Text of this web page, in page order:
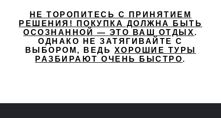
НЕ ТОРОПИТЕСЬ С ПРИНЯТИЕМ
РЕШЕНИЯ! ПОКУПКА ДОЛЖНА БЫТЬ
ОСОЗНАННОЙ — ЭТО ВАШ ОТДЫХ .
ОДНАКО НЕ ЗАТЯГИВАЙТЕ С
ВЫБОРОМ, ВЕДЬ ХОРОШИЕ ТУРЫ
РАЗБИРАЮТ ОЧЕНЬ БЫСТРО.